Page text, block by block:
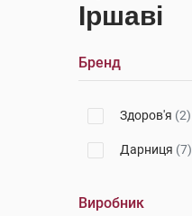
Іршаві
Бренд
Здоров'я (2)
Дарниця (7)
Виробник